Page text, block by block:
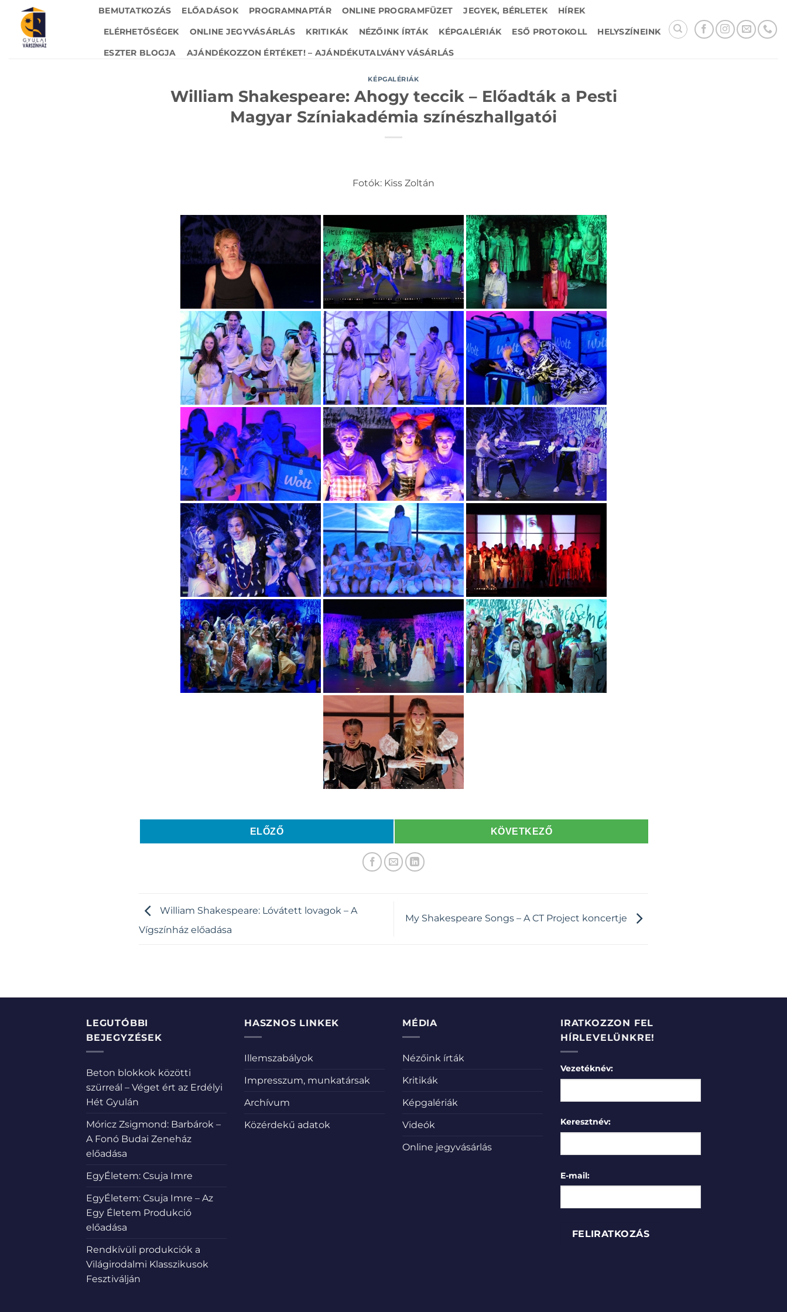
content
BEMUTATKOZÁS ELŐADÁSOK PROGRAMNAPTÁR ONLINE PROGRAMFÜZET JEGYEK, BÉRLETEK
HÍREK
ELÉRHETŐSÉGEK
ONLINE JEGYVÁSÁRLÁS KRITIKÁK NÉZŐINK ÍRTÁK KÉPGALÉRIÁK ESŐ PROTOKOLL
HELYSZÍNEINK
ESZTER BLOGJA
AJÁNDÉKOZZON ÉRTÉKET! – AJÁNDÉKUTALVÁNY VÁSÁRLÁS
KÉPGALÉRIÁK
William Shakespeare: Ahogy teccik – Előadták a Pesti
Magyar Színiakadémia színészhallgatói
Fotók: Kiss Zoltán
ELŐZŐ KÖVETKEZŐ
William Shakespeare: Lóvátett lovagok – A
Vígszínház előadása
My Shakespeare Songs – A CT Project koncertje
LEGUTÓBBI
BEJEGYZÉSEK
Beton blokkok közötti
szürreál – Véget ért az Erdélyi
Hét Gyulán
Móricz Zsigmond: Barbárok –
A Fonó Budai Zeneház
előadása
EgyÉletem: Csuja Imre
EgyÉletem: Csuja Imre – Az
Egy Életem Produkció
előadása
Rendkívüli produkciók a
Világirodalmi Klasszikusok
Fesztiválján
HASZNOS LINKEK
Illemszabályok
Impresszum, munkatársak
Archívum
Közérdekű adatok
MÉDIA
Nézőink írták
Kritikák
Képgalériák
Videók
Online jegyvásárlás
IRATKOZZON FEL
HÍRLEVELÜNKRE!
Vezetéknév:
Keresztnév:
E-mail: